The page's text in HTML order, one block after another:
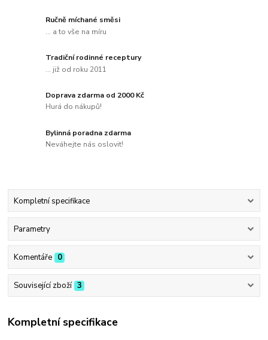
Ručně míchané směsi
... a to vše na míru
Tradiční rodinné receptury
... již od roku 2011
Doprava zdarma od 2000 Kč
Hurá do nákupů!
Bylinná poradna zdarma
Neváhejte nás oslovit!
Kompletní specifikace
Parametry
Komentáře 0
Související zboží 3
Kompletní specifikace